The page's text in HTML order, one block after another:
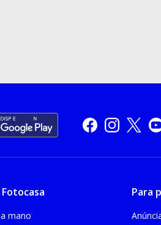
mano
Para